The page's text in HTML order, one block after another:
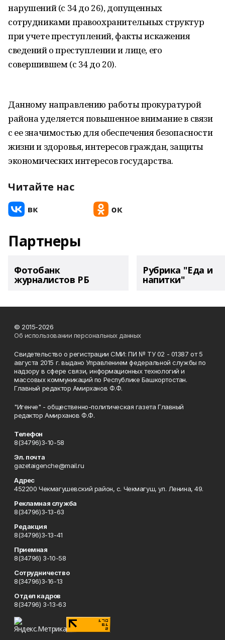
нарушений (с 34 до 26), допущенных
сотрудниками правоохранительных структур
при учете преступлений, факты искажения
сведений о преступлении и лице, его
совершившем (с 34 до 20).
Данному направлению работы прокуратурой
района уделяется повышенное внимание в связи
с ее значимостью для обеспечения безопасности
жизни и здоровья, интересов граждан, защиты
экономических интересов государства.
Читайте нас
Партнеры
Фотобанк
журналистов РБ
Рубрика "Еда и
напитки"
© 2015-2026
Об использовании персональных данных
Свидетельство о регистрации СМИ: ПИ № ТУ 02 - 01387 от 5
августа 2015 г. выдано Управлением федеральной службы по
надзору в сфере связи, информационных технологий и
массовых коммуникаций по Республике Башкортостан.
Главный редактор Амирханов Ф.Ф.
"Игенче" - общественно-политическая газета Главный
редактор Амирханов Ф.Ф.
Телефон
8(34796)3-10-58
Эл. почта
gazetaigenche@mail.ru
Адрес
452200 Чекмагушевский район, с. Чекмагуш, ул. Ленина, 49.
Рекламная служба
8(34796)3-13-63
Редакция
8(34796)3-13-41
Приемная
8(34796) 3-10-58
Сотрудничество
8(34796)3-16-13
Отдел кадров
8(34796) 3-13-63